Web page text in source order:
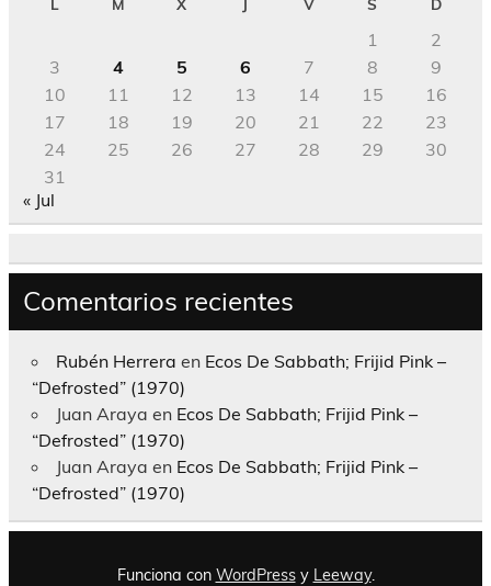
L M X J V S D
1
2
3
4 5 6 7 8
9
10
11 12 13 14 15
16
17
18 19 20 21 22
23
24
25 26 27 28 29
30
31
« Jul
Comentarios recientes
Rubén Herrera en Ecos De Sabbath; Frijid Pink –
“Defrosted” (1970)
Juan Araya en Ecos De Sabbath; Frijid Pink –
“Defrosted” (1970)
Juan Araya en Ecos De Sabbath; Frijid Pink –
“Defrosted” (1970)
Funciona con WordPressy Leeway.